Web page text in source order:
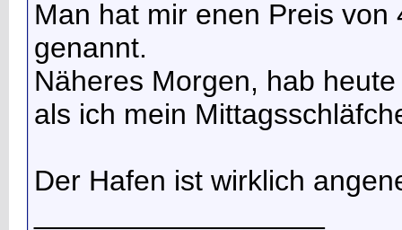
Man hat mir enen Preis
genannt.
Näheres Morgen, hab
als ich mein
Der Hafen ist wirklich